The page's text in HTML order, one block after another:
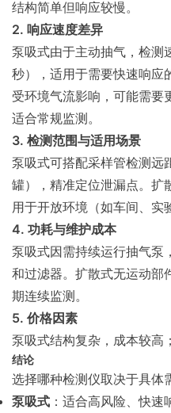
结构简单但响应较慢。
2. 响应速度差异
泵吸式由于主动抽气，检测
秒），适用于需要快速响应
受环境气流影响，可能需要
适合常规监测。
3. 检测范围与适用场景
泵吸式可搭配采样管检测远
罐），精准定位泄漏点。扩
用于开放环境（如车间、实
4. 功耗与维护成本
泵吸式因需持续运行抽气泵
和过滤器。扩散式无运动部
期连续监测。
5. 价格因素
泵吸式结构复杂，成本较高
结论
选择哪种检测仪取决于具体
泵吸式 ：适合高风险、快速